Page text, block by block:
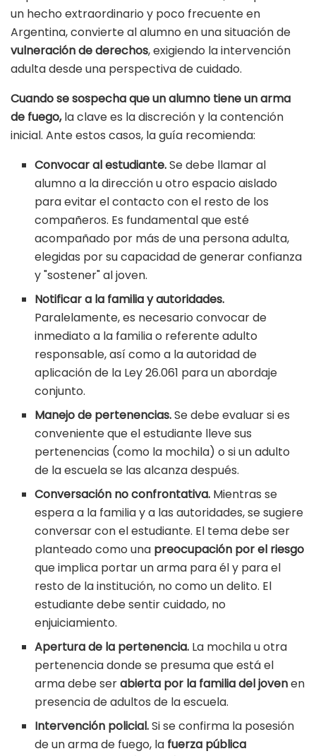
un hecho extraordinario y poco frecuente en
Argentina, convierte al alumno en una situación de
vulneración de derechos, exigiendo la intervención
adulta desde una perspectiva de cuidado.
Cuando se sospecha que un alumno tiene un arma
de fuego,la clave es la discreción y la contención
inicial. Ante estos casos, la guía recomienda:
Convocar al estudiante.Se debe llamar al
alumno a la dirección u otro espacio aislado
para evitar el contacto con el resto de los
compañeros. Es fundamental que esté
acompañado por más de una persona adulta,
elegidas por su capacidad de generar confianza
y "sostener" al joven.
Notificar a la familia y autoridades.
Paralelamente, es necesario convocar de
inmediato a la familia o referente adulto
responsable, así como a la autoridad de
aplicación de la Ley 26.061 para un abordaje
conjunto.
Manejo de pertenencias.Se debe evaluar si es
conveniente que el estudiante lleve sus
pertenencias (como la mochila) o si un adulto
de la escuela se las alcanza después.
Conversación no confrontativa. Mientras se
espera a la familia y a las autoridades, se sugiere
conversar con el estudiante. El tema debe ser
planteado como una preocupación por el riesgo
que implica portar un arma para él y para el
resto de la institución, no como un delito. El
estudiante debe sentir cuidado, no
enjuiciamiento.
Apertura de la pertenencia. La mochila u otra
pertenencia donde se presuma que está el
arma debe serabierta por la familia del jovenen
presencia de adultos de la escuela.
Intervención policial.Si se confirma la posesión
de un arma de fuego, la fuerza pública